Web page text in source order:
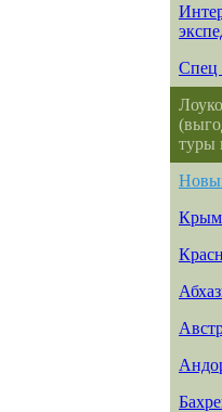
Спец
туры
Крым